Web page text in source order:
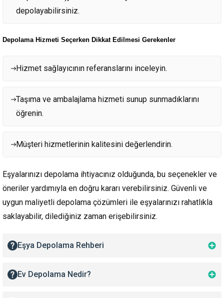
depolayabilirsiniz.
Depolama Hizmeti Seçerken Dikkat Edilmesi Gerekenler
Hizmet sağlayıcının referanslarını inceleyin.
Taşıma ve ambalajlama hizmeti sunup sunmadıklarını
öğrenin.
Müşteri hizmetlerinin kalitesini değerlendirin.
Eşyalarınızı depolama ihtiyacınız olduğunda, bu seçenekler ve
öneriler yardımıyla en doğru kararı verebilirsiniz. Güvenli ve
uygun maliyetli depolama çözümleri ile eşyalarınızı rahatlıkla
saklayabilir, dilediğiniz zaman erişebilirsiniz.
Eşya Depolama Rehberi
Ev Depolama Nedir?